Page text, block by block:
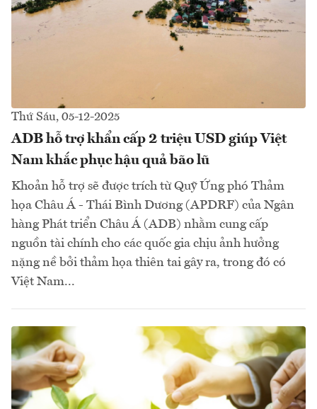
Thứ Sáu, 05-12-2025
ADB hỗ trợ khẩn cấp 2 triệu USD giúp Việt
Nam khắc phục hậu quả bão lũ
Khoản hỗ trợ sẽ được trích từ Quỹ Ứng phó Thảm
họa Châu Á - Thái Bình Dương (APDRF) của Ngân
hàng Phát triển Châu Á (ADB) nhằm cung cấp
nguồn tài chính cho các quốc gia chịu ảnh hưởng
nặng nề bởi thảm họa thiên tai gây ra, trong đó có
Việt Nam...